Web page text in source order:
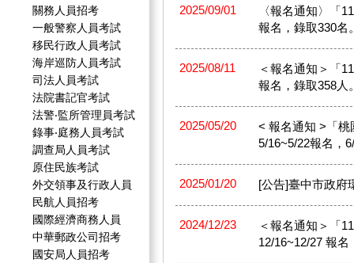
關務人員招考
一般警察人員考試
移民行政人員考試
海岸巡防人員考試
司法人員考試
法院書記官考試
法警‧監所管理員考試
錄事‧庭務人員考試
調查局人員考試
原住民族考試
外交領事及行政人員
民航人員招考
國際經濟商務人員
中華郵政公司招考
國安局人員招考
2025/09/01
〈報名通知〉「
報名，錄取330名
2025/08/11
＜報名通知＞「
報名，錄取358人
2025/05/20
< 報名通知 >「桃
5/16~5/22報名，
2025/01/20 [公告]臺中市政府
2024/12/23
＜報名通知＞「
12/16~12/27 報